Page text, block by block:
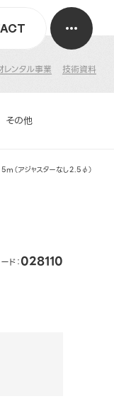
ンタル事業 技術資料
その他
（アジャスターなし2.5φ）
ド：028110